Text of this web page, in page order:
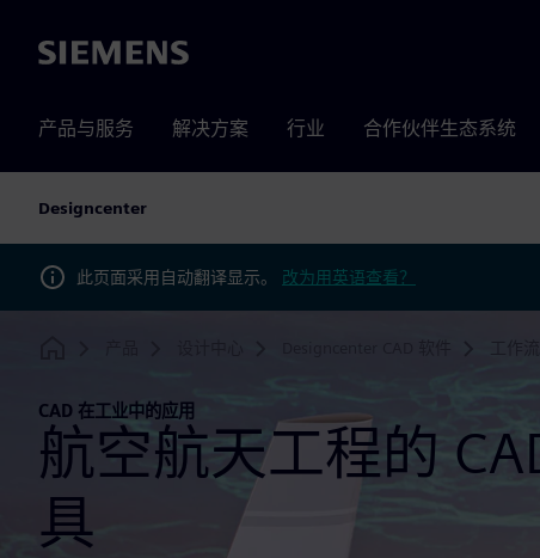
Siemens
产品与服务 解决方案 行业 合作伙伴生态系统
Designcenter
此页面采用自动翻译显示。 改为用英语查看？
CAD 在工业中的应用
航空航天工程的
具